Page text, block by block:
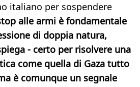
italiano per sospendere
alle armi è fondamentale
di doppia natura,
- certo per risolvere una
come quella di Gaza tutto
è comunque un segnale